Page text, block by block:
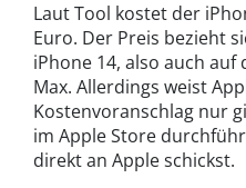
Laut Tool kostet der
Euro. Der Preis bezieht
iPhone 14, also auch auf
Max. Allerdings weist
Kostenvoranschlag nur
im Apple Store
direkt an Apple schickst.